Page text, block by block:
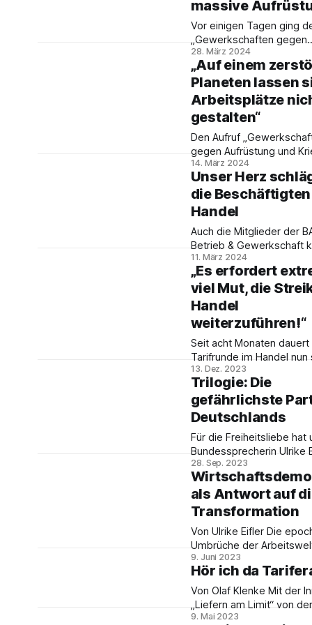
angeprangert und mit
Straßentheater gegen
Kürzungshaushalt und die
Schuldenbremse
massive
Vor einigen Tagen ging
„Gewerkschaften gegen
Aufrüstung und Krieg“
Mittlerweile haben mehr
Mitglieder aller acht DGB-
Gewerkschaften den
unterschrieben. Wir haben
mit Ralf Krämer aus Berlin
gesprochen. Er gehört zu
Mitinitiatoren des Aufrufs.
28. März 2024
„Auf einem
Planeten lassen
Arbeitsplätze
gestalten“
Den Aufruf
gegen Aufrüstung und
haben bereits 3.800
aller acht DGB-
unterschrieben. Wir
Ulrike Eifler darüber
Bundessprecherin der
Betrieb & Gewerkschaft.
14. März 2024
Unser Herz
die
Handel
Auch die Mitglieder der
Betrieb & Gewerkschaft
ein: Wir fordern die
im Handel auf, endlich
Blockadehaltung und
Bereitschaft für einen
existenzsichernden
Tarifabschluss zu
Solidarität mit den
11. März 2024
„Es erfordert
viel Mut, die
Handel
weiterzuführen!“
Seit acht Monaten dauert
Tarifrunde im Handel nun
an. Unser
Böhlke, der bei ver.di in
Gewerkschaftssekretär
Handel zuständig ist,
führte Ulrike Eifler.
13. Dez. 2023
Trilogie: Die
gefährlichste
Deutschlands
Für die Freiheitsliebe hat
Bundessprecherin Ulrike
eine Artikelserie über die
verfasst, die wir auf
spiegeln: Die
Deutschlands. Geschichte
reimt sich!
28. Sep. 2023
als Antwort auf
Transformation
Von Ulrike Eifler Die epochalen
Umbrüche der
Basis von
Digitalisierung und
und die aktuelle
Krisensituation werfen
zentrale Fragestellungen
9. Juni 2023
Hör ich da
Von Olaf Klenke Mit der Initiative
„Liefern am Limit“ von der
Gewerkschaft Nahrung-
9. Mai 2023